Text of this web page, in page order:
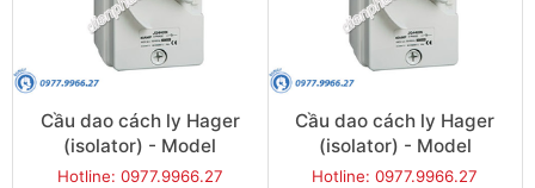
Cầu dao cách ly Hager
(isolator) - Model
JG420U
Hotline: 0977.9966.27
Cầu dao cách ly Hager
(isolator) - Model
JG432U
Hotline: 0977.9966.27